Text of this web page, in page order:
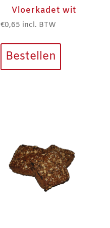
Vloerkadet wit
€0,65 incl. BTW
Bestellen